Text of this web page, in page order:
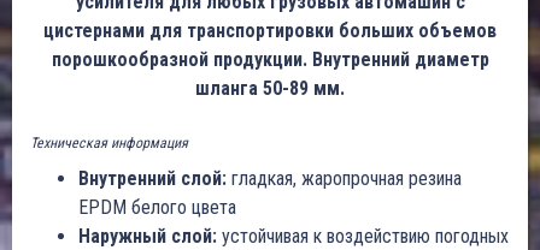
цистернами для транспортировки больших объемов
порошкообразной продукции. Внутренний диаметр
шланга 50-89 мм.
Техническая информация
Внутренний слой: гладкая, жаропрочная резина
EPDM белого цвета
Наружный слой: устойчивая к воздействию погодных